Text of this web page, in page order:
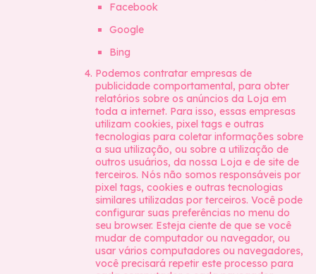
Facebook
Google
Bing
Podemos contratar empresas de
publicidade comportamental, para obter
relatórios sobre os anúncios da Loja em
toda a internet. Para isso, essas empresas
utilizam cookies, pixel tags e outras
tecnologias para coletar informações sobre
a sua utilização, ou sobre a utilização de
outros usuários, da nossa Loja e de site de
terceiros. Nós não somos responsáveis por
pixel tags, cookies e outras tecnologias
similares utilizadas por terceiros. Você pode
configurar suas preferências no menu do
seu browser. Esteja ciente de que se você
mudar de computador ou navegador, ou
usar vários computadores ou navegadores,
você precisará repetir este processo para